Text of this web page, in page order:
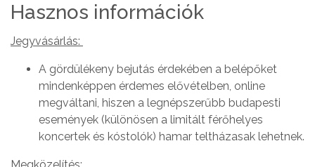
Hasznos információk
Jegyvásárlás:
A gördülékeny bejutás érdekében a belépőket
mindenképpen érdemes elővételben, online
megváltani, hiszen a legnépszerűbb budapesti
események (különösen a limitált férőhelyes
koncertek és kóstolók) hamar teltházasak lehetnek.